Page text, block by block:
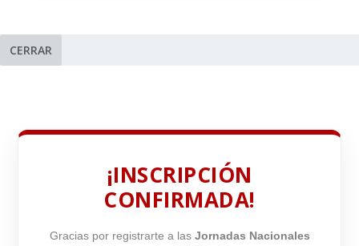
CERRAR
¡INSCRIPCIÓN
CONFIRMADA!
Gracias por registrarte a las Jornadas Nacionales